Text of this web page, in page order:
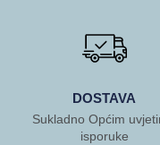
DOSTAVA
Sukladno Općim
isporuke